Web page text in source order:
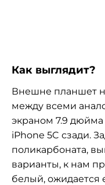
Как выглядит?
Внешне планшет
между всеми
экраном 7.9
iPhone 5C сзади.
поликарбоната,
варианты, к нам
белый,